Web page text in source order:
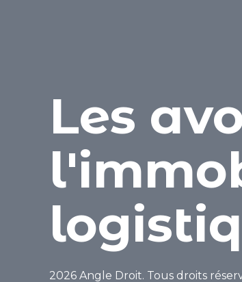
Les
2026 Angle Droit. Tous droits